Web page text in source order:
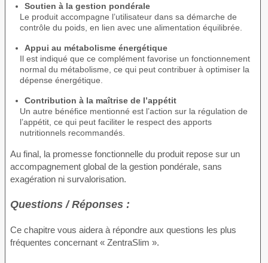
Soutien à la gestion pondérale
Le produit accompagne l’utilisateur dans sa démarche de
contrôle du poids, en lien avec une alimentation équilibrée.
Appui au métabolisme énergétique
Il est indiqué que ce complément favorise un fonctionnement
normal du métabolisme, ce qui peut contribuer à optimiser la
dépense énergétique.
Contribution à la maîtrise de l’appétit
Un autre bénéfice mentionné est l’action sur la régulation de
l’appétit, ce qui peut faciliter le respect des apports
nutritionnels recommandés.
Au final, la promesse fonctionnelle du produit repose sur un
accompagnement global de la gestion pondérale, sans
exagération ni survalorisation.
Questions / Réponses :
Ce chapitre vous aidera à répondre aux questions les plus
fréquentes concernant « ZentraSlim ».